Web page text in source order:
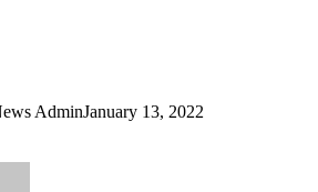
AdminJanuary 13, 2022